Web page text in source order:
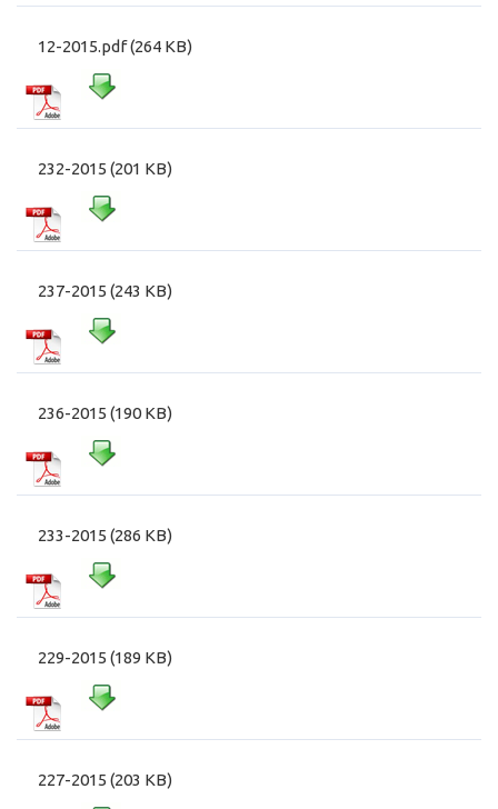
12-2015.pdf (264 KB)
232-2015 (201 KB)
237-2015 (243 KB)
236-2015 (190 KB)
233-2015 (286 KB)
229-2015 (189 KB)
227-2015 (203 KB)